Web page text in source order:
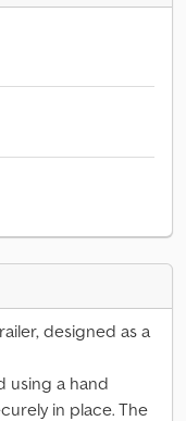
designed as a
using a hand
in place. The